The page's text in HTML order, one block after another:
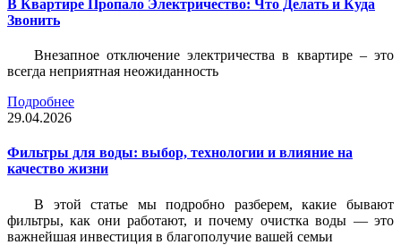
В Квартире Пропало Электричество: Что Делать и Куда
Звонить
Внезапное отключение электричества в квартире – это
всегда неприятная неожиданность
Подробнее
29.04.2026
Фильтры для воды: выбор, технологии и влияние на
качество жизни
В этой статье мы подробно разберем, какие бывают
фильтры, как они работают, и почему очистка воды — это
важнейшая инвестиция в благополучие вашей семьи